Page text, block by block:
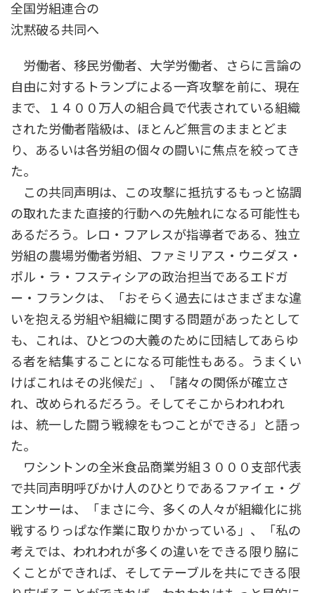
全国労組連合の
沈黙破る共同へ
労働者、移民労働者、大学労働者、さらに言論の
自由に対するトランプによる一斉攻撃を前に、現在
まで、１４００万人の組合員で代表されている組織
された労働者階級は、ほとんど無言のままとどま
り、あるいは各労組の個々の闘いに焦点を絞ってき
た。
この共同声明は、この攻撃に抵抗するもっと協調
の取れたまた直接的行動への先触れになる可能性も
あるだろう。レロ・フアレスが指導者である、独立
労組の農場労働者労組、ファミリアス・ウニダス・
ポル・ラ・フスティシアの政治担当であるエドガ
ー・フランクは、「おそらく過去にはさまざまな違
いを抱える労組や組織に関する問題があったとして
も、これは、ひとつの大義のために団結してあらゆ
る者を結集することになる可能性もある。うまくい
けばこれはその兆候だ」、「諸々の関係が確立さ
れ、改められるだろう。そしてそこからわれわれ
は、統一した闘う戦線をもつことができる」と語っ
た。
ワシントンの全米食品商業労組３０００支部代表
で共同声明呼びかけ人のひとりであるファイェ・グ
エンサーは、「まさに今、多くの人々が組織化に挑
戦するりっぱな作業に取りかかっている」、「私の
考えでは、われわれが多くの違いをできる限り脇に
くことができれば、そしてテーブルを共にできる限